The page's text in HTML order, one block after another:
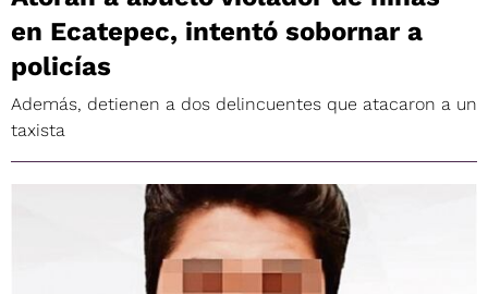
en Ecatepec, intentó sobornar a
policías
Además, detienen a dos delincuentes que atacaron a un
taxista